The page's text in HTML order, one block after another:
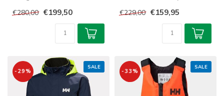
manchett...
€280,00 €199,50
perfec...
€229,00 €159,95
SALE
-29%
SALE
-33%